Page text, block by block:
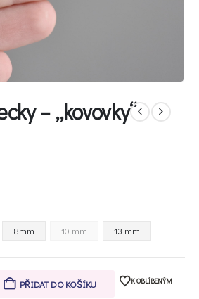
– „kovovky“
8mm 10 mm 13 mm
PŘIDAT DO KOŠÍKU K OBLÍBENÝM